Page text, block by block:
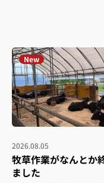
New
2026.08.05
牧草作業がなんとか
ました